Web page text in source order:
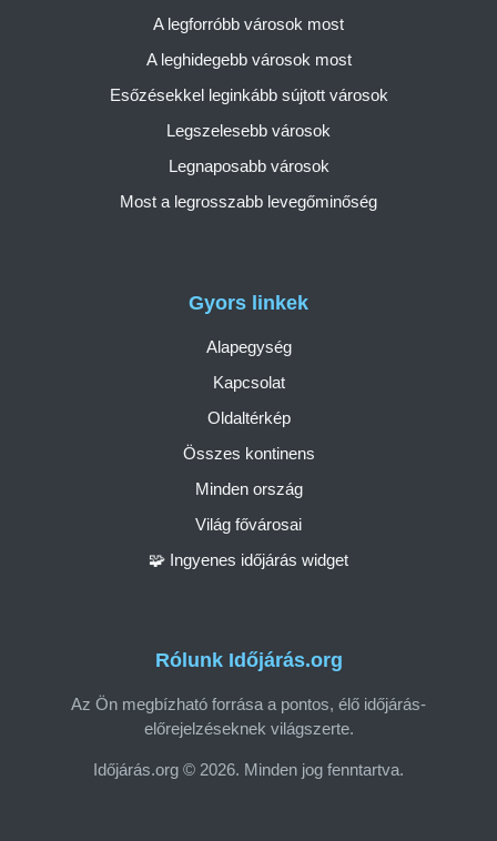
Rólunk Időjárás.org
Az Ön megbízható forrása a pontos, élő időjárás-
előrejelzéseknek világszerte.
Időjárás.org © 2026. Minden jog fenntartva.
Gyors linkek
Alapegység
Kapcsolat
Oldaltérkép
Összes kontinens
Minden ország
Világ fővárosai
🧩 Ingyenes időjárás widget
A legforróbb városok most
A leghidegebb városok most
Esőzésekkel leginkább sújtott városok
Legszelesebb városok
Legnaposabb városok
Most a legrosszabb levegőminőség